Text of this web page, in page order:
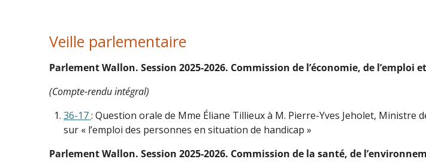
Veille parlementaire
Parlement Wallon. Session 2025-2026. Commission de l’économie, de
(Compte-rendu intégral)
36-17: Question orale de Mme Éliane Tillieux à M. Pierre-Yves Jeholet, Ministre
sur « l’emploi des personnes en situation de handicap »
Parlement Wallon. Session 2025-2026. Commission de la santé, de